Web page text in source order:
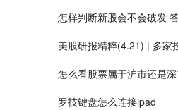
怎样判断新股会不会破发
美股研报精粹(4.21) | 多家
怎么看股票属于沪市还是
罗技键盘怎么连接ipad